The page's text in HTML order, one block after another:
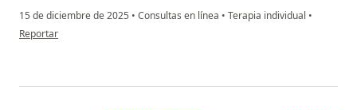
15 de diciembre de 2025 • Consultas en línea • Terapia individual •
en opinión del usuario Juanito Colipi
Reportar